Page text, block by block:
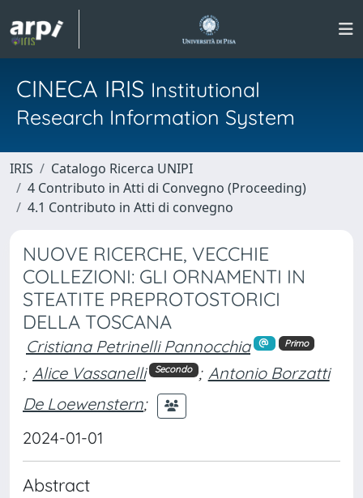
CINECA IRIS Institutional
Research Information System
IRIS
Catalogo Ricerca UNIPI
4 Contributo in Atti di Convegno (Proceeding)
4.1 Contributo in Atti di convegno
NUOVE RICERCHE, VECCHIE
COLLEZIONI: GLI ORNAMENTI IN
STEATITE PREPROTOSTORICI
DELLA TOSCANA
Cristiana Petrinelli Pannocchia Primo
; Alice Vassanelli Secondo ; Antonio Borzatti
De Loewenstern;
2024-01-01
Abstract